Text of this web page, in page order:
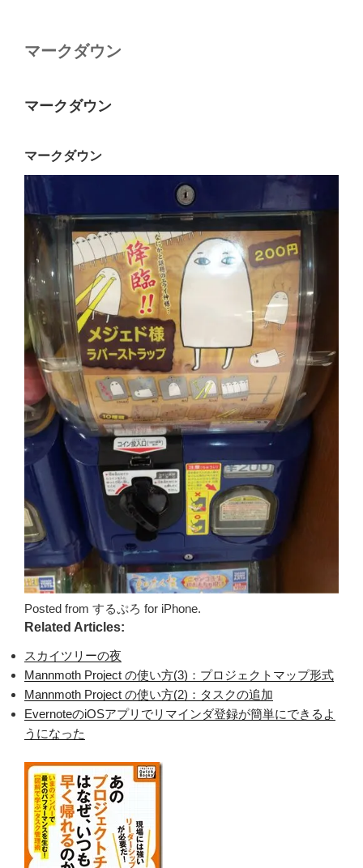
マークダウン
マークダウン
マークダウン
Posted from するぷろ for iPhone.
Related Articles:
スカイツリーの夜
Mannmoth Project の使い方(3)：プロジェクトマップ形式
Mannmoth Project の使い方(2)：タスクの追加
EvernoteのiOSアプリでリマインダ登録が簡単にできるよ
うになった